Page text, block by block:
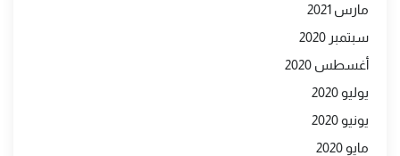
مارس 2021
سبتمبر 2020
أغسطس 2020
يوليو 2020
يونيو 2020
مايو 2020